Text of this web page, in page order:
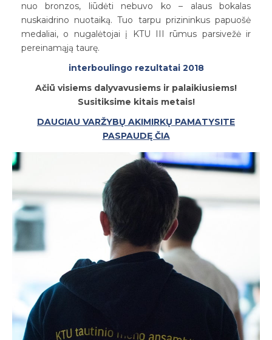
nuo bronzos, liūdėti nebuvo ko – alaus bokalas
nuskaidrino nuotaiką. Tuo tarpu prizininkus papuošė
medaliai, o nugalėtojai į KTU III rūmus parsivežė ir
pereinamąją taurę.
interboulingo rezultatai 2018
Ačiū visiems dalyvavusiems ir palaikiusiems!
Susitiksime kitais metais!
DAUGIAU VARŽYBŲ AKIMIRKŲ PAMATYSITE
PASPAUDĘ ČIA